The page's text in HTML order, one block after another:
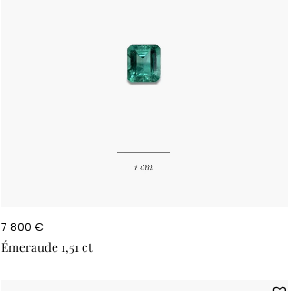
Émeraude 1,51 ct
7 800 €